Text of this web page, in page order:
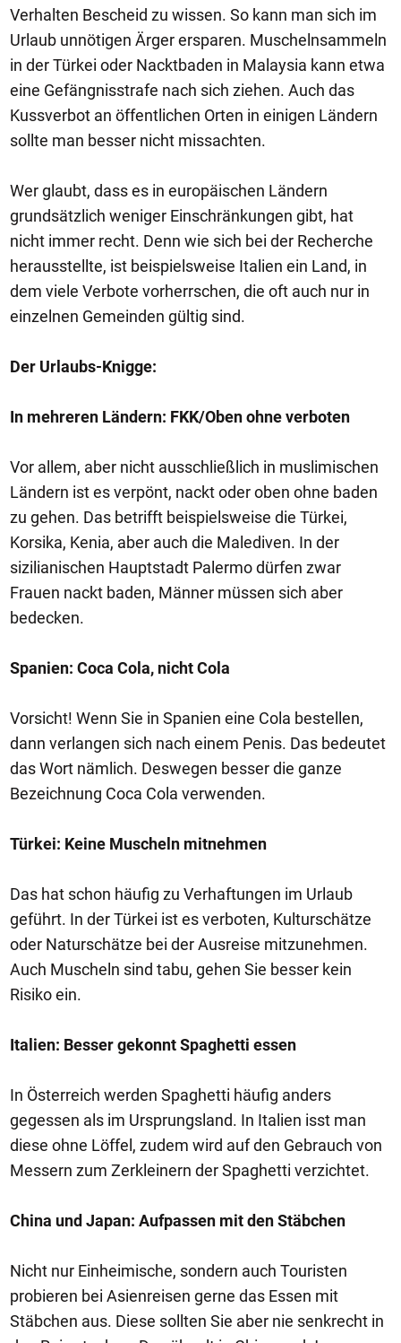
Verhalten Bescheid zu wissen. So kann man sich im
Urlaub unnötigen Ärger ersparen. Muschelnsammeln
in der Türkei oder Nacktbaden in Malaysia kann etwa
eine Gefängnisstrafe nach sich ziehen. Auch das
Kussverbot an öffentlichen Orten in einigen Ländern
sollte man besser nicht missachten.
Wer glaubt, dass es in europäischen Ländern
grundsätzlich weniger Einschränkungen gibt, hat
nicht immer recht. Denn wie sich bei der Recherche
herausstellte, ist beispielsweise Italien ein Land, in
dem viele Verbote vorherrschen, die oft auch nur in
einzelnen Gemeinden gültig sind.
Der Urlaubs-Knigge:
In mehreren Ländern: FKK/Oben ohne verboten
Vor allem, aber nicht ausschließlich in muslimischen
Ländern ist es verpönt, nackt oder oben ohne baden
zu gehen. Das betrifft beispielsweise die Türkei,
Korsika, Kenia, aber auch die Malediven. In der
sizilianischen Hauptstadt Palermo dürfen zwar
Frauen nackt baden, Männer müssen sich aber
bedecken.
Spanien: Coca Cola, nicht Cola
Vorsicht! Wenn Sie in Spanien eine Cola bestellen,
dann verlangen sich nach einem Penis. Das bedeutet
das Wort nämlich. Deswegen besser die ganze
Bezeichnung Coca Cola verwenden.
Türkei: Keine Muscheln mitnehmen
Das hat schon häufig zu Verhaftungen im Urlaub
geführt. In der Türkei ist es verboten, Kulturschätze
oder Naturschätze bei der Ausreise mitzunehmen.
Auch Muscheln sind tabu, gehen Sie besser kein
Risiko ein.
Italien: Besser gekonnt Spaghetti essen
In Österreich werden Spaghetti häufig anders
gegessen als im Ursprungsland. In Italien isst man
diese ohne Löffel, zudem wird auf den Gebrauch von
Messern zum Zerkleinern der Spaghetti verzichtet.
China und Japan: Aufpassen mit den Stäbchen
Nicht nur Einheimische, sondern auch Touristen
probieren bei Asienreisen gerne das Essen mit
Stäbchen aus. Diese sollten Sie aber nie senkrecht in